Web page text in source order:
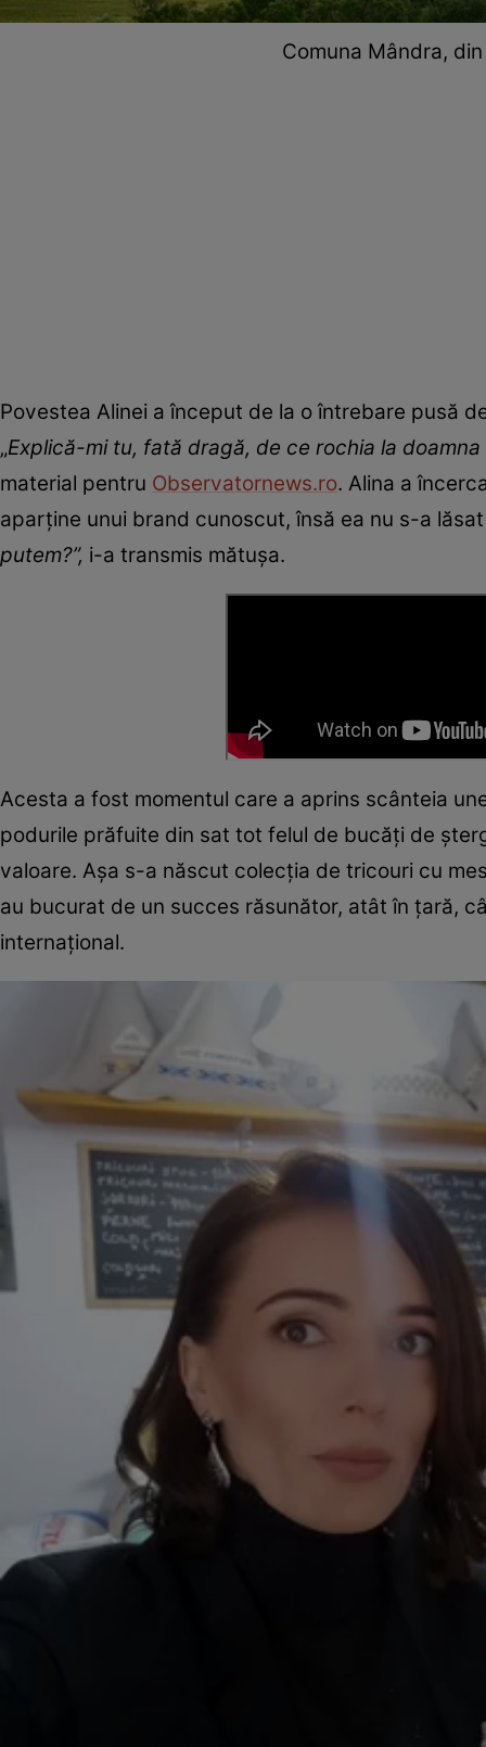
Comuna Mândra,
Povestea Alinei a început de la o întrebare pusă
„Explică-mi tu, fată dragă, de ce rochia la
material pentru Observatornews.ro. Alina a
aparține unui brand cunoscut, însă ea nu s-a
putem?”, i-a transmis mătușa.
Acesta a fost momentul care a aprins scânteia
podurile prăfuite din sat tot felul de bucăți de
valoare. Așa s-a născut colecția de tricouri cu
au bucurat de un succes răsunător, atât în țară,
internațional.